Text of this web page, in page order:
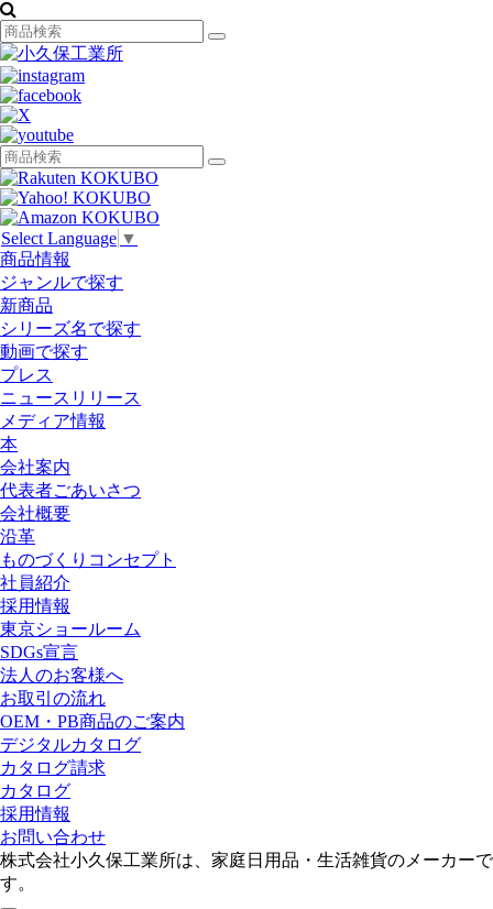
Select Language ▼
商品情報
ジャンルで探す
新商品
シリーズ名で探す
動画で探す
プレス
ニュースリリース
メディア情報
本
会社案内
代表者ごあいさつ
会社概要
沿革
ものづくりコンセプト
社員紹介
採用情報
東京ショールーム
SDGs宣言
法人のお客様へ
お取引の流れ
OEM・PB商品のご案内
デジタルカタログ
カタログ請求
カタログ
採用情報
お問い合わせ
株式会社小久保工業所は、家庭日用品・生活雑貨のメーカーで
す。